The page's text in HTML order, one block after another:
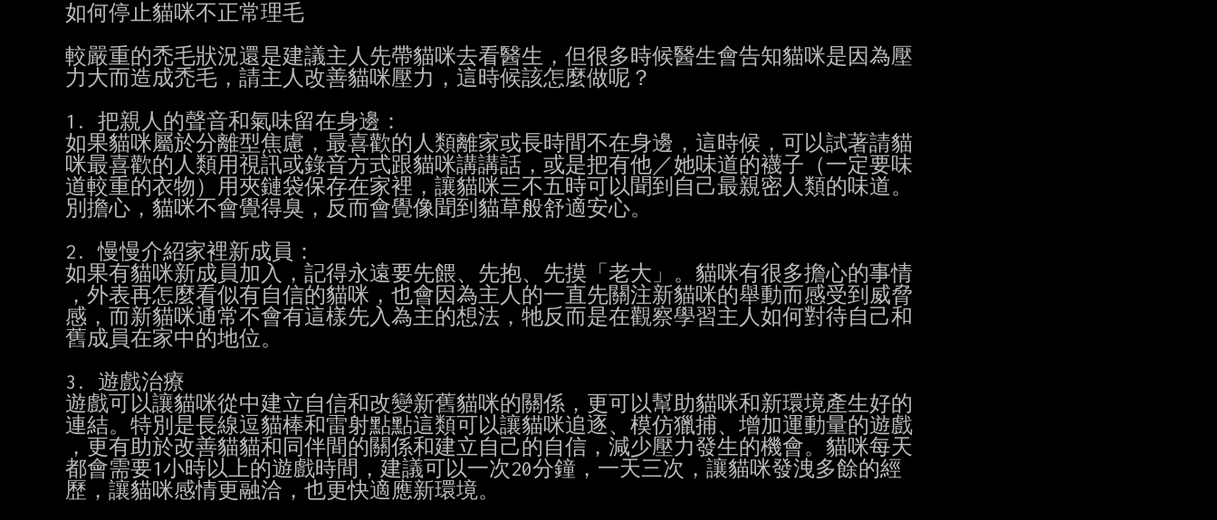
如何停止貓咪不正常理毛
較嚴重的禿毛狀況還是建議主人先帶貓咪去看醫生，但很多時候醫生會告知貓咪是因為壓
力大而造成禿毛，請主人改善貓咪壓力，這時候該怎麼做呢？
1. 把親人的聲音和氣味留在身邊：
如果貓咪屬於分離型焦慮，最喜歡的人類離家或長時間不在身邊，這時候，可以試著請貓
咪最喜歡的人類用視訊或錄音方式跟貓咪講講話，或是把有他／她味道的襪子（一定要味
道較重的衣物）用夾鏈袋保存在家裡，讓貓咪三不五時可以聞到自己最親密人類的味道。
別擔心，貓咪不會覺得臭，反而會覺像聞到貓草般舒適安心。
2. 慢慢介紹家裡新成員：
如果有貓咪新成員加入，記得永遠要先餵、先抱、先摸「老大」。貓咪有很多擔心的事情
，外表再怎麼看似有自信的貓咪，也會因為主人的一直先關注新貓咪的舉動而感受到威脅
感，而新貓咪通常不會有這樣先入為主的想法，牠反而是在觀察學習主人如何對待自己和
舊成員在家中的地位。
3. 遊戲治療
遊戲可以讓貓咪從中建立自信和改變新舊貓咪的關係，更可以幫助貓咪和新環境產生好的
連結。特別是長線逗貓棒和雷射點點這類可以讓貓咪追逐、模仿獵捕、增加運動量的遊戲
，更有助於改善貓貓和同伴間的關係和建立自己的自信，減少壓力發生的機會。貓咪每天
都會需要1小時以上的遊戲時間，建議可以一次20分鐘，一天三次，讓貓咪發洩多餘的經
歷，讓貓咪感情更融洽，也更快適應新環境。